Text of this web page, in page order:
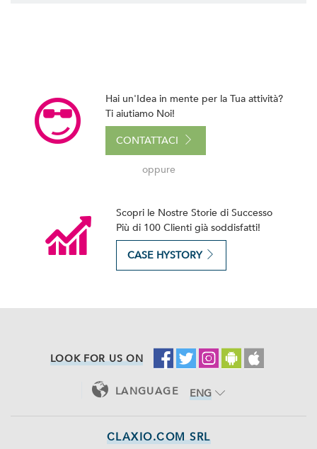
Hai un'Idea in mente per la Tua attività?
Ti aiutiamo Noi!
CONTATTACI
oppure
Scopri le Nostre Storie di Successo
Più di 100 Clienti già soddisfatti!
CASE HYSTORY
LOOK FOR US ON
LANGUAGE
ENG
CLAXIO.COM SRL